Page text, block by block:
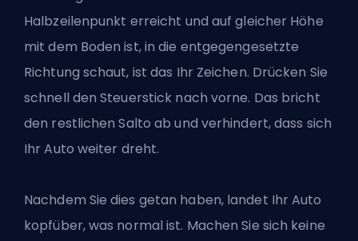
Halbzeilenpunkt erreicht und auf gleicher Höhe
mit dem Boden ist, in die entgegengesetzte
Richtung schaut, ist das Ihr Zeichen. Drücken Sie
schnell den Steuerstick nach vorne. Das bricht
den restlichen Salto ab und verhindert, dass sich
Ihr Auto weiter dreht.
Nachdem Sie dies getan haben, landet Ihr Auto
kopfüber, was normal ist. Machen Sie sich keine